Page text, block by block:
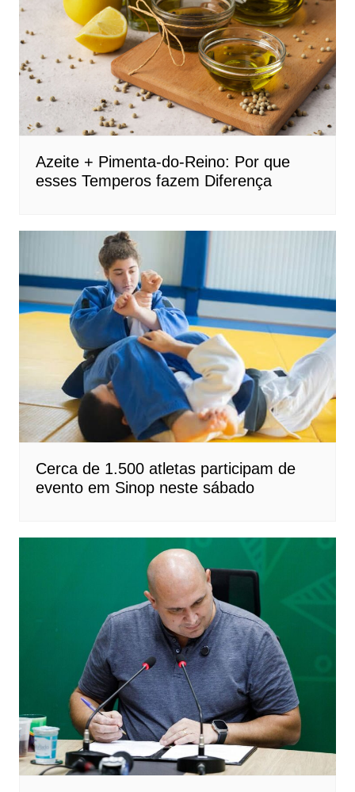
Azeite + Pimenta-do-Reino: Por que
esses Temperos fazem Diferença
Cerca de 1.500 atletas participam de
evento em Sinop neste sábado